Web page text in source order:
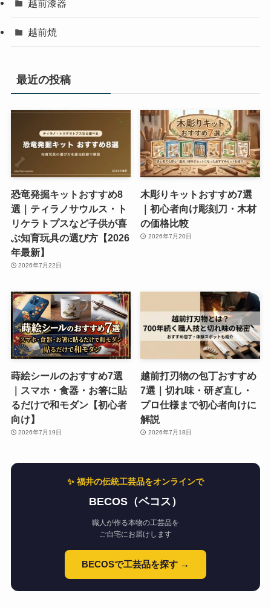
越前漆器
越前焼
最近の投稿
恐竜発掘キットおすすめ8
選｜ティラノサウルス・ト
リケラトプスなど子供が喜
ぶ知育玩具の選び方【2026
年最新】
2026年7月22日
木彫りキットおすすめ7選
｜初心者向け彫刻刀・木材
の価格比較
2026年7月20日
蒔絵シールのおすすめ7選
｜スマホ・食器・お箸に貼
るだけで和モダン【初心者
向け】
2026年7月19日
越前打刃物の包丁おすすめ
7選｜切れ味・研ぎ直し・
プロ仕様まで初心者向けに
解説
2026年7月18日
✨ 福井の伝統工芸品をオンラインで
BECOS（ベコス）
職人が作る本物の工芸品を
ご自宅にお届けします
BECOSで工芸品を探す →